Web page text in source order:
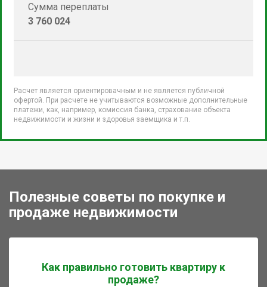
Сумма переплаты
3 760 024
Расчет является ориентировачным и не является публичной
офертой. При расчете не учитываются возможные дополнительные
платежи, как, например, комиссия банка, страхование объекта
недвижимости и жизни и здоровья заемщика и т.п.
Полезные советы по покупке и
продаже недвижимости
Как правильно готовить квартиру к
продаже?